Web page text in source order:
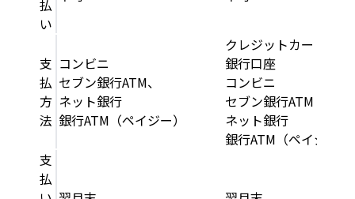
払
い
支
払
方
法
コンビニ
セブン銀行ATM、
ネット銀行
銀行ATM（ペイジー）
クレジットカード
銀行口座
コンビニ
セブン銀行ATM
ネット銀行
銀行ATM（ペイジー）
支
払